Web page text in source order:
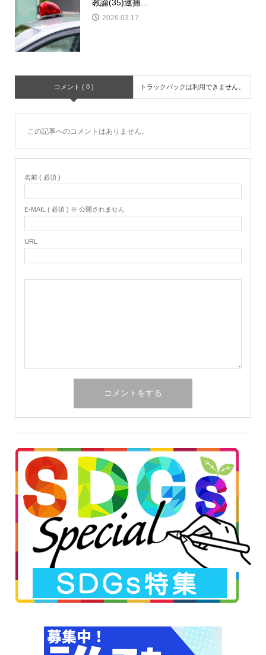
教諭(35)逮捕...
2026.03.17
コメント ( 0 ) トラックバックは利用できません。
この記事へのコメントはありません。
名前 ( 必須 )
E-MAIL ( 必須 ) ※ 公開されません
URL